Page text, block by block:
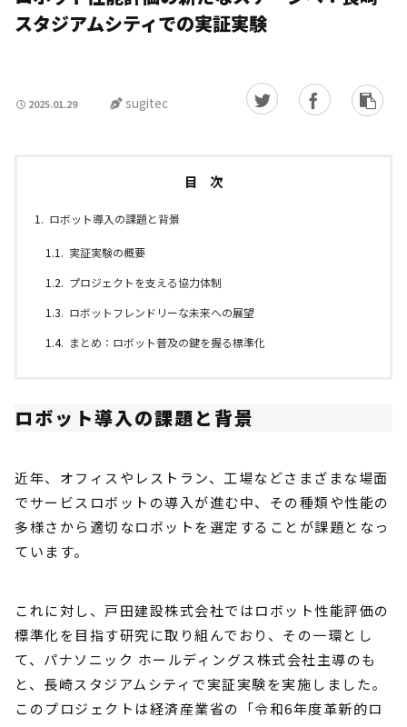
スタジアムシティでの実証実験
2025.01.29 sugitec
目 次
ロボット導入の課題と背景
実証実験の概要
プロジェクトを支える協力体制
ロボットフレンドリーな未来への展望
まとめ：ロボット普及の鍵を握る標準化
ロボット導入の課題と背景
近年、オフィスやレストラン、工場などさまざまな場面
でサービスロボットの導入が進む中、その種類や性能の
多様さから適切なロボットを選定することが課題となっ
ています。
これに対し、戸田建設株式会社ではロボット性能評価の
標準化を目指す研究に取り組んでおり、その一環とし
て、パナソニック ホールディングス株式会社主導のも
と、長崎スタジアムシティで実証実験を実施しました。
このプロジェクトは経済産業省の「令和6年度革新的ロ